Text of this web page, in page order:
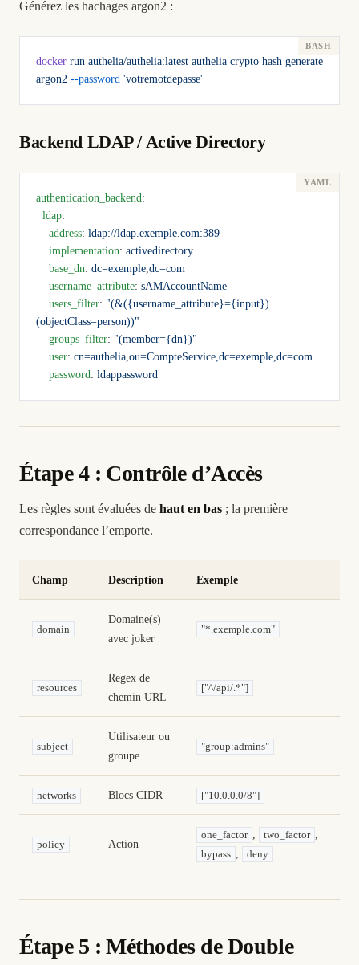
Générez les hachages argon2 :
docker run authelia/authelia:latest authelia crypto hash generate
argon2 --password 'votremotdepasse'
Backend LDAP / Active Directory
authentication_backend :
  ldap
:
    address
: ldap://ldap.exemple.com:389
    implementation
: activedirectory
    base_dn
: dc=exemple,dc=com
    username_attribute
: sAMAccountName
    users_filter
: "(&({username_attribute}={input})
(objectClass=person))"
    groups_filter
: "(member={dn})"
    user
: cn=authelia,ou=CompteService,dc=exemple,dc=com
    password
: ldappassword
Étape 4 : Contrôle d’Accès
Les règles sont évaluées de haut en bas ; la première
correspondance l’emporte.
Champ Description Exemple
domain
Domaine(s)
avec joker
"*.exemple.com"
resources
Regex de
chemin URL
["^/api/.*"]
subject
Utilisateur ou
groupe
"group:admins"
networks Blocs CIDR ["10.0.0.0/8"]
policy Action
one_factor two_factor
bypass deny
Étape 5 : Méthodes de Double